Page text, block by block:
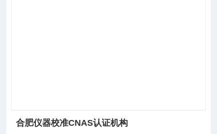
合肥仪器校准CNAS认证机构